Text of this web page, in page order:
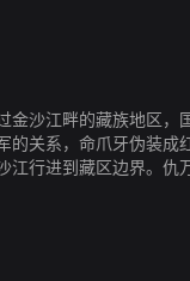
金沙江畔的藏族地区
的关系，命爪牙伪装
江行进到藏区边界。
经过。仇万里百般教